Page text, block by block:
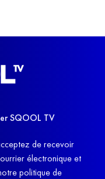
SQOOL TV
de recevoir
électronique et
politique de